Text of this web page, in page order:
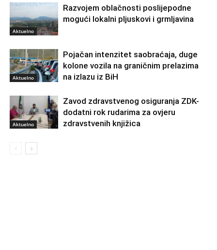
Aktuelno
Razvojem oblačnosti poslijepodne
mogući lokalni pljuskovi i grmljavina
Aktuelno
Pojačan intenzitet saobraćaja, duge
kolone vozila na graničnim prelazima
na izlazu iz BiH
Aktuelno
Zavod zdravstvenog osiguranja ZDK-
dodatni rok rudarima za ovjeru
zdravstvenih knjižica